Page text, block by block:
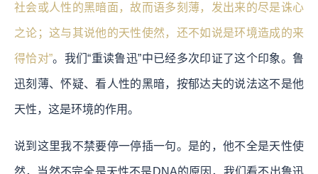
社会或人性的黑暗面，故而语多刻薄，发出来的尽是诛心
之论；这与其说他的天性使然，还不如说是环境造成的来
得恰对”。我们“重读鲁迅”中已经多次印证了这个印象。鲁
迅刻薄、怀疑、看人性的黑暗，按郁达夫的说法这不是他
天性，这是环境的作用。
说到这里我不禁要停一停插一句。是的，他不全是天性使
然，当然不完全是天性不是DNA的原因，我们看不出鲁迅